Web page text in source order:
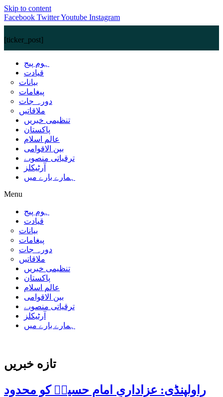
Skip to content
Facebook TwitterYoutube Instagram
[ticker_post]
ہوم پیج
قیادت
بیانات
پیغامات
دورہ جات
ملاقاتیں
تنظیمی خبریں
پاکستان
عالم اسلام
بین الاقوامی
ترقیاتی منصوبے
آرٹیکلز
ہمارے بارے میں
Menu
ہوم پیج
قیادت
بیانات
پیغامات
دورہ جات
ملاقاتیں
تنظیمی خبریں
پاکستان
عالم اسلام
بین الاقوامی
ترقیاتی منصوبے
آرٹیکلز
ہمارے بارے میں
تازه خبریں
راولپنڈی: عزاداریِ امام حسینؑ کو محدود